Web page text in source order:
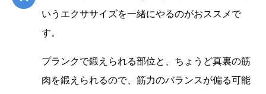
いうエクササイズを一緒にやるのがおススメで
す。
プランクで鍛えられる部位と、ちょうど真裏の筋
肉を鍛えられるので、筋力のバランスが偏る可能